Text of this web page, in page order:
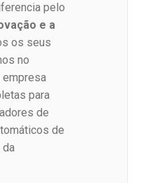
pelo
e a
os seus
no
empresa
para
de
de
da